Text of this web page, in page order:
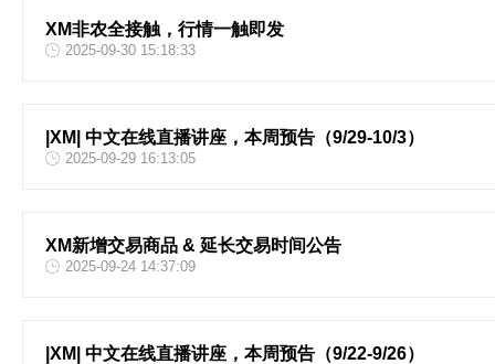
XM非农全接触，行情一触即发
2025-09-30 15:18:33
|XM| 中文在线直播讲座，本周预告（9/29-10/3）
2025-09-29 16:13:05
XM新增交易商品 & 延长交易时间公告
2025-09-24 14:37:09
|XM| 中文在线直播讲座，本周预告（9/22-9/26）